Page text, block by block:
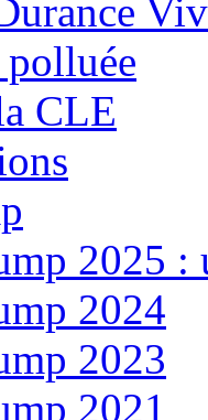
CLE
2025 :
2024
2023
2021